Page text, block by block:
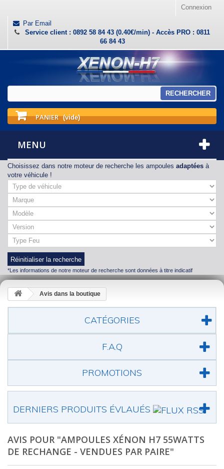
Connexion
Par Email
Service client : 0892 58 84 43 (0.40€/min) - Accès PRO : 0811
66 84 43
RECHERCHER
PANIER (vide)
MENU
Choisissez dans notre moteur de recherche les ampoules adaptées à
votre véhicule !
Réinitialiser la recherche
*Les informations de notre moteur de recherche sont données à titre indicatif
Avis dans la boutique
CATÉGORIES
F.A.Q
PROMOTIONS
DERNIERS PRODUITS ÉVLAUÉS
AVIS POUR "AMPOULES XÉNON H7 55WATTS
DE RECHANGE - VENDUES PAR PAIRE"